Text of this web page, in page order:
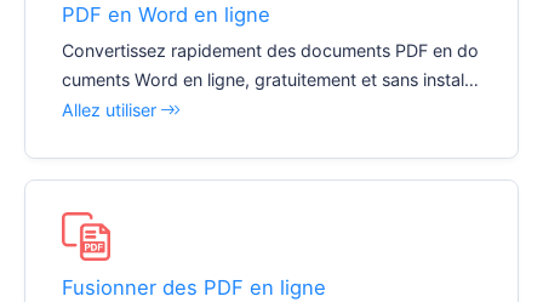
PDF en Word en ligne
Convertissez rapidement des documents PDF en do
cuments Word en ligne, gratuitement et sans installe
r de logiciel.
Allez utiliser
Fusionner des PDF en ligne